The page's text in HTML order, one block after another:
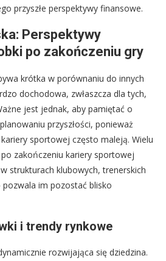
przyszłe perspektywy finansowe.
Perspektywy
po zakończeniu gry
krótka w porównaniu do innych
dochodowa, zwłaszcza dla tych,
jest jednak, aby pamiętać o
przyszłości, ponieważ
sportowej często maleją. Wielu
zakończeniu kariery sportowej
strukturach klubowych, trenerskich
im pozostać blisko
i trendy rynkowe
rozwijająca się dziedzina.